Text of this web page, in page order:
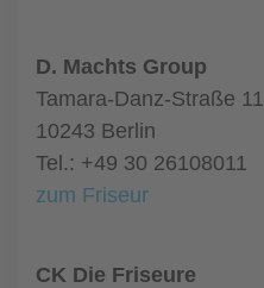
D. Machts Group
Tamara-Danz-Straße 11
10243 Berlin
Tel.: +49 30 26108011
zum Friseur
CK Die Friseure